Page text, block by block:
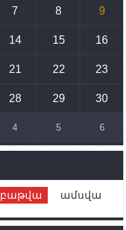
համար. իսպանացի
անձնակազմի
Ալեն
կայցելի Հայաստան
7 8 9
14 15 16
21 22 23
28 29 30
4 5 6
ամսվա